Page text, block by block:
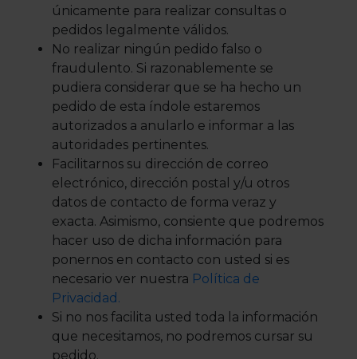
únicamente para realizar consultas o
pedidos legalmente válidos.
No realizar ningún pedido falso o
fraudulento. Si razonablemente se
pudiera considerar que se ha hecho un
pedido de esta índole estaremos
autorizados a anularlo e informar a las
autoridades pertinentes.
Facilitarnos su dirección de correo
electrónico, dirección postal y/u otros
datos de contacto de forma veraz y
exacta. Asimismo, consiente que podremos
hacer uso de dicha información para
ponernos en contacto con usted si es
necesario ver nuestra Política de
Privacidad.
Si no nos facilita usted toda la información
que necesitamos, no podremos cursar su
pedido.